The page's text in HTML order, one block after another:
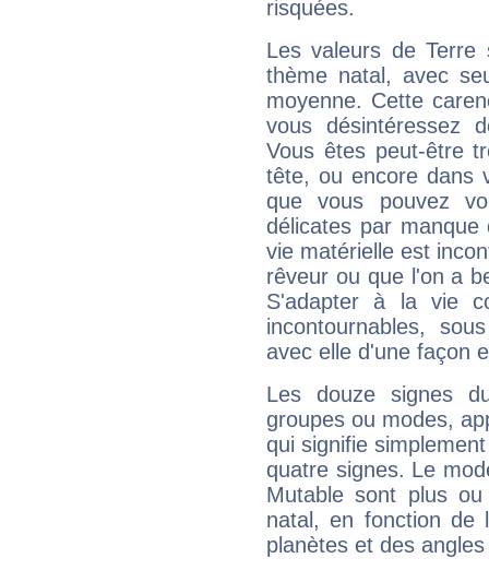
risquées.
Les valeurs de Terre
thème natal, avec
moyenne. Cette
vous désintéressez
Vous êtes peut-être
tête, ou encore dans
que vous pouvez
délicates par
vie matérielle est
rêveur ou que l'on a
S'adapter à la vie
incontournables,
avec elle d'une façon
Les douze signes
groupes ou modes,
qui signifie
quatre signes. Le
Mutable sont plus
natal, en fonction de
planètes et des